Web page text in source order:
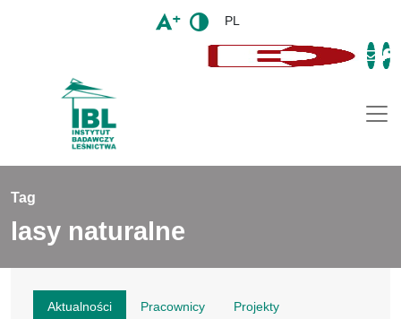
PL
Tag
lasy naturalne
Aktualności Pracownicy Projekty